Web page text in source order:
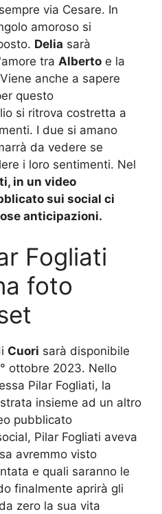
via Cesare. In
amoroso si
Delia sarà
tra Alberto e la
anche a sapere
questo
si ritrova costretta a
I due si amano
da vedere se
i loro sentimenti. Nel
in un video
sui social ci
anticipazioni.
Fogliati
foto
Cuori sarà disponibile
ottobre 2023. Nello
Pilar Fogliati, la
insieme ad un altro
pubblicato
Pilar Fogliati aveva
avremmo visto
e quali saranno le
finalmente aprirà gli
zero la sua vita